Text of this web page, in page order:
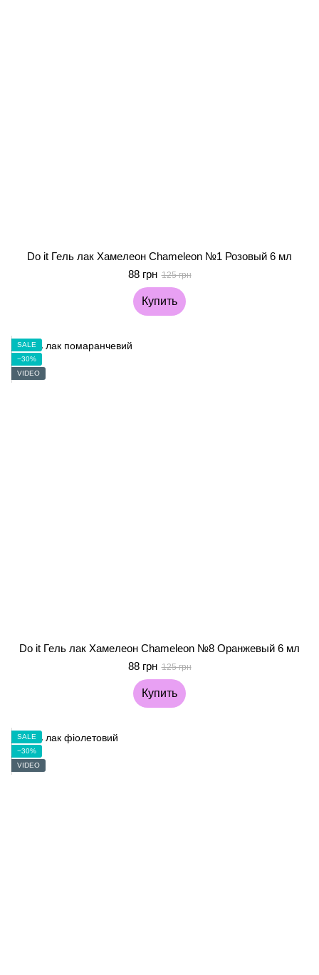
Do it Гель лак Хамелеон Chameleon №1 Розовый 6 мл
88 грн 125 грн
Купить
SALE
−30%
VIDEO
Do it Гель лак Хамелеон Chameleon №8 Оранжевый 6 мл
88 грн 125 грн
Купить
SALE
−30%
VIDEO